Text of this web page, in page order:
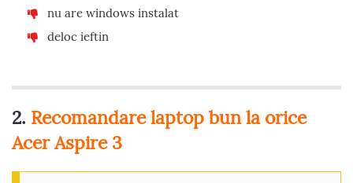
nu are windows instalat
deloc ieftin
2. Recomandare laptop bun la orice
AcerAspire 3